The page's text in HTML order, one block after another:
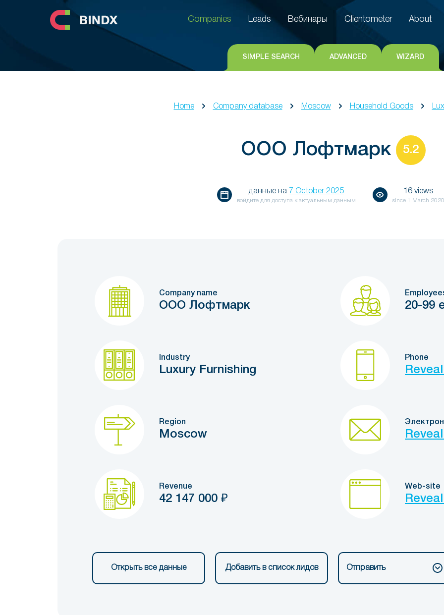
Clientometer
Companies
Leads Вебинары Clientometer About
SIMPLE SEARCH ADVANCED WIZARD
Home Company database Moscow Household Goods
ООО Лофтмарк 5.2
данные на 7 October 2025
войдите для доступа к актуальным данным
16 views
since 1 March 2020
Company name
ООО Лофтмарк 20-99
Industry
Luxury Furnishing
Phone
Region
Moscow
Revenue
42 147 000 ₽
Web-site
Открыть все данные Добавить в список лидов Отправить